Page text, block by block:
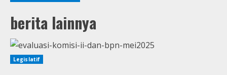
berita lainnya
Legislatif